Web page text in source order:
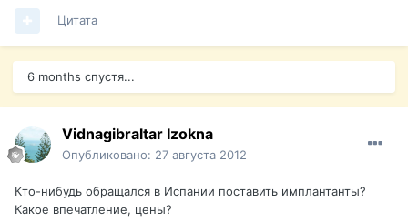
Цитата
6 months спустя...
Vidnagibraltar Izokna
Опубликовано: 27 августа 2012
Кто-нибудь обращался в Испании поставить имплантанты?
Какое впечатление, цены?